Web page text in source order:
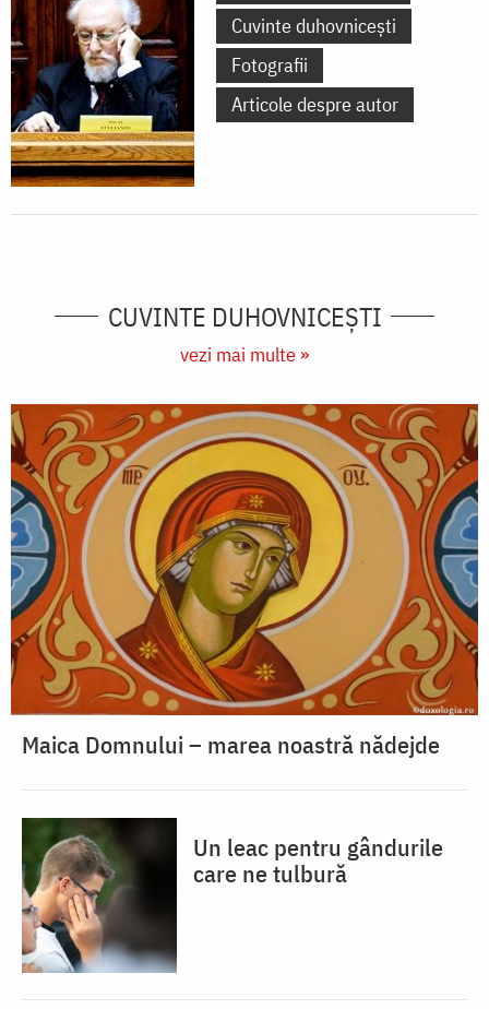
Cuvinte duhovnicești
Fotografii
Articole despre autor
CUVINTE DUHOVNICEȘTI
vezi mai multe »
Maica Domnului – marea noastră nădejde
Un leac pentru gândurile
care ne tulbură